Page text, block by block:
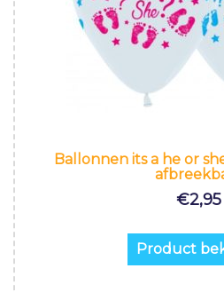
Ballonnen its a he or
€2,95
Product